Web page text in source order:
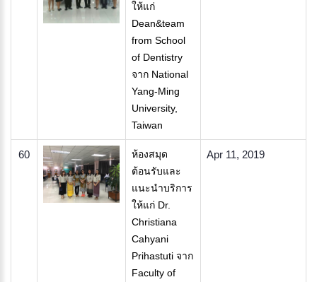
ให้แก่
Dean&team
from School
of Dentistry
จาก National
Yang-Ming
University,
Taiwan
60
ห้องสมุด
ต้อนรับและ
แนะนำบริการ
ให้แก่ Dr.
Christiana
Cahyani
Prihastuti จาก
Faculty of
Apr 11, 2019